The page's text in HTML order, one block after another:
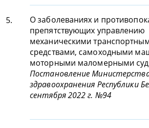
5.
О заболеваниях и
препятствующих управлению
механическими
средствами, самоходными
моторными маломерными
Постановление
здравоохранения Республики
сентября 2022 г. №94